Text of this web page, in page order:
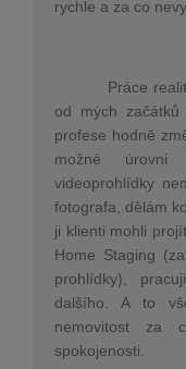
rychle a za co
Práce
od mých
profese hodně
možné
videoprohlídky
fotografa, dělám
ji klienti mohli
Home Staging
prohlídky),
dalšího. A to
nemovitost za
spokojenosti.